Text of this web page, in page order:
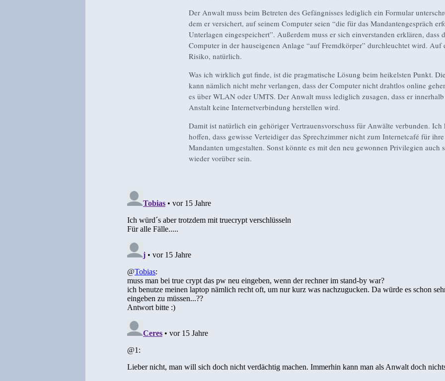
Der Anwalt muss beim Betreten des Gefängnisses lediglich ein Formular
dem er versichert, auf seinem Computer seien “die für das Mandantengespräch
Unterlagen eingespeichert”. Außerdem muss er sich einverstanden erklären, dass
Computer in der hauseigenen Anlage “auf Fremdkörper” durchleuchtet wird. Auf
Risiko, natürlich.
Was ich wirklich gut finde, ist die pragmatische Lösung beim heikelsten Punkt.
kann nämlich nicht mehr verlangen, dass der Computer nicht drahtlos online
es über WLAN oder UMTS. Der Anwalt muss lediglich zusagen, dass er
Anstalt keine Internetverbindung herstellen wird.
Damit ist natürlich ein gehöriger Vertrauensvorschuss für Anwälte verbunden. Ich
hoffen, dass gewisse Verteidiger das Sprechzimmer nicht zum Internetcafé für ihre
Mandanten umgestalten. Sonst könnte es mit den neu gewonnen Privilegien auch
wieder vorüber sein.